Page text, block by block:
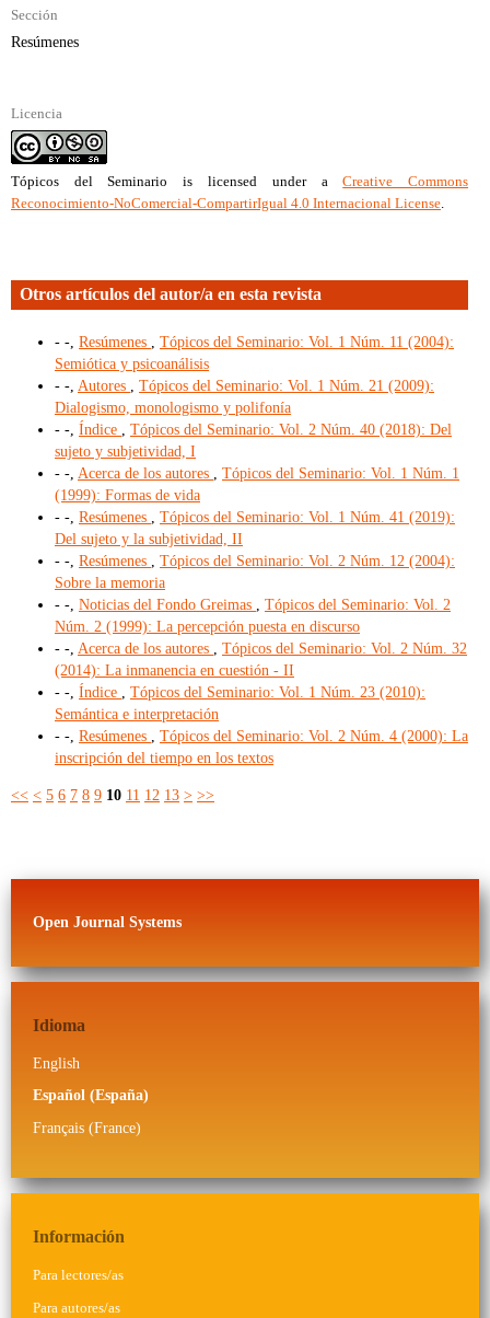
Sección
Resúmenes
Licencia
Tópicos del Seminario is licensed under aCreative Commons
Reconocimiento-NoComercial-CompartirIgual 4.0 Internacional License.
Otros artículos del autor/a en esta revista
- -, Resúmenes
Tópicos del Seminario: Vol. 1 Núm. 11 (2004):
Semiótica y psicoanálisis
- -, Autores
Tópicos del Seminario: Vol. 1 Núm. 21 (2009):
Dialogismo, monologismo y polifonía
- -, Índice
Tópicos del Seminario: Vol. 2 Núm. 40 (2018): Del
sujeto y subjetividad, I
- -, Acerca de los autores
Tópicos del Seminario: Vol. 1 Núm. 1
(1999): Formas de vida
- -, Resúmenes
Tópicos del Seminario: Vol. 1 Núm. 41 (2019):
Del sujeto y la subjetividad, II
- -, Resúmenes
Tópicos del Seminario: Vol. 2 Núm. 12 (2004):
Sobre la memoria
- -, Noticias del Fondo Greimas
Tópicos del Seminario: Vol. 2
Núm. 2 (1999): La percepción puesta en discurso
- -, Acerca de los autores
Tópicos del Seminario: Vol. 2 Núm. 32
(2014): La inmanencia en cuestión - II
- -, Índice
Tópicos del Seminario: Vol. 1 Núm. 23 (2010):
Semántica e interpretación
- -, Resúmenes
Tópicos del Seminario: Vol. 2 Núm. 4 (2000): La
inscripción del tiempo en los textos
<< < 5 6 7 8 9 10 11 12 13 > >>
Open Journal Systems
Idioma
English
Español (España)
Français (France)
Información
Para lectores/as
Para autores/as